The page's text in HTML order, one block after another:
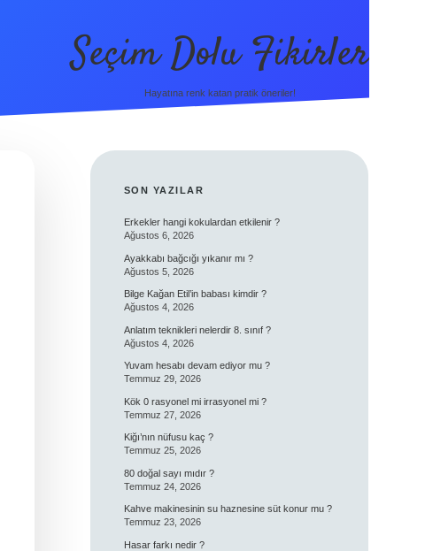
Seçim Dolu Fikirler
Hayatına renk katan pratik öneriler!
SIDEBAR
SON YAZILAR
Erkekler hangi kokulardan etkilenir ?
Ağustos 6, 2026
Ayakkabı bağcığı yıkanır mı ?
Ağustos 5, 2026
Bilge Kağan Etil’in babası kimdir ?
Ağustos 4, 2026
Anlatım teknikleri nelerdir 8. sınıf ?
Ağustos 4, 2026
Yuvam hesabı devam ediyor mu ?
Temmuz 29, 2026
Kök 0 rasyonel mi irrasyonel mi ?
Temmuz 27, 2026
Kiğı’nın nüfusu kaç ?
Temmuz 25, 2026
80 doğal sayı mıdır ?
Temmuz 24, 2026
Kahve makinesinin su haznesine süt konur mu ?
Temmuz 23, 2026
Hasar farkı nedir ?